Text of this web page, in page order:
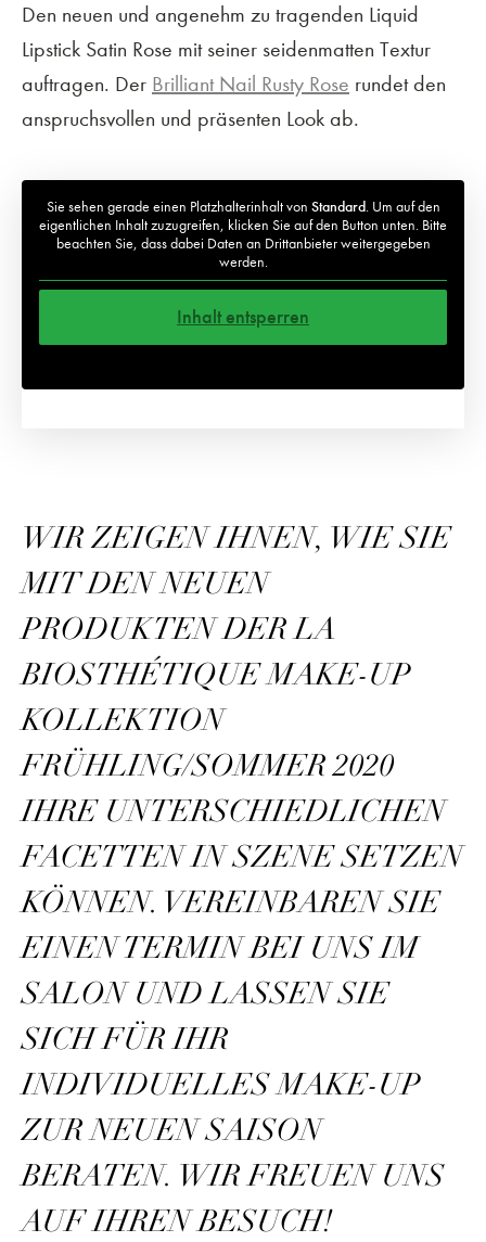
Den neuen und angenehm zu tragenden Liquid
Lipstick Satin Rose mit seiner seidenmatten Textur
auftragen. Der Brilliant Nail Rusty Rose rundet den
anspruchsvollen und präsenten Look ab.
Sie sehen gerade einen Platzhalterinhalt von Standard. Um auf den
eigentlichen Inhalt zuzugreifen, klicken Sie auf den Button unten. Bitte
beachten Sie, dass dabei Daten an Drittanbieter weitergegeben
werden.
Inhalt entsperren
WIR ZEIGEN IHNEN, WIE SIE
MIT DEN NEUEN
PRODUKTEN DER LA
BIOSTHÉTIQUE MAKE-UP
KOLLEKTION
FRÜHLING/SOMMER 2020
IHRE UNTERSCHIEDLICHEN
FACETTEN IN SZENE SETZEN
KÖNNEN. VEREINBAREN SIE
EINEN TERMIN BEI UNS IM
SALON UND LASSEN SIE
SICH FÜR IHR
INDIVIDUELLES MAKE-UP
ZUR NEUEN SAISON
BERATEN. WIR FREUEN UNS
AUF IHREN BESUCH!